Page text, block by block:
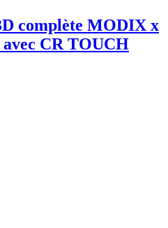
complète MODIX x
CR TOUCH